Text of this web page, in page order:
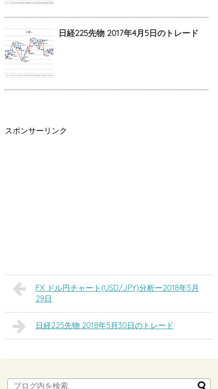
日経225先物 2017年4月5日のトレード
スポンサーリンク
FX ドル円チャート(USD/JPY)分析ー2018年5月
29日
日経225先物 2018年5月30日のトレード